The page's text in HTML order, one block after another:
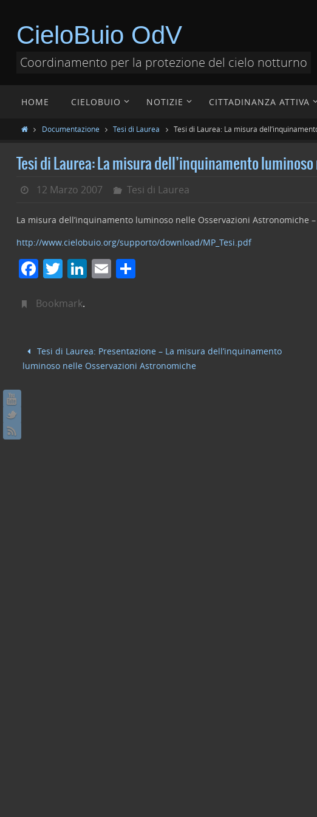
CieloBuio OdV
Coordinamento per la protezione del cielo notturno
HOME CIELOBUIO NOTIZIE CITTADINANZA ATTIVA
Documentazione Tesi di Laurea Tesi di Laurea: La misura
Tesi di Laurea: La misura dell’inquinamento
12 Marzo 2007 Tesi di Laurea
La misura dell’inquinamento luminoso nelle Osservazioni Astronomiche
http://www.cielobuio.org/supporto/download/MP_Tesi.pdf
F
c
b
o
T
itt
Li
dI
n
E
vi
di
Bookmark.
Tesi di Laurea: Presentazione – La misura dell’inquinamento
luminoso nelle Osservazioni Astronomiche